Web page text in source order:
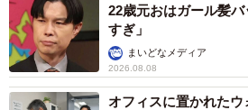
22歳元おはガール髪
すぎ」
まいどなメディア
2026.08.08
オフィスに置かれた